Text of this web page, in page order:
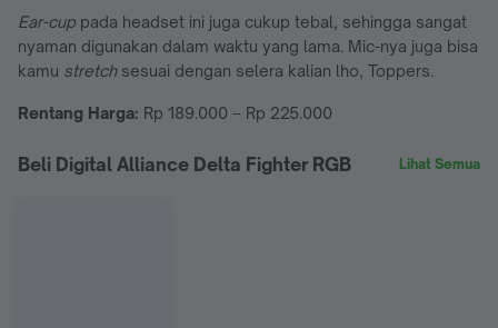
Ear-cup pada headset ini juga cukup tebal, sehingga sangat
nyaman digunakan dalam waktu yang lama. Mic-nya juga bisa
kamu stretchsesuai dengan selera kalian lho, Toppers.
Rentang Harga: Rp 189.000 – Rp 225.000
Beli Digital Alliance Delta Fighter RGB Lihat Semua